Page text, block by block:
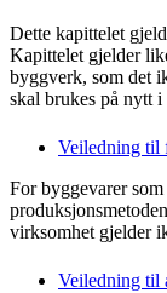
Dette kapittelet
Kapittelet gjelder
byggverk, som det
skal brukes på nytt
Veiledning til
For byggevarer
virksomhet gjelder
Veiledning til